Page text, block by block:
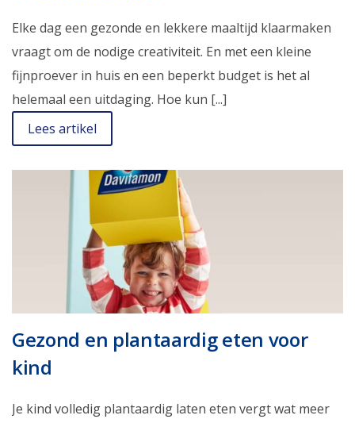
Elke dag een gezonde en lekkere maaltijd klaarmaken
vraagt om de nodige creativiteit. En met een kleine
fijnproever in huis en een beperkt budget is het al
helemaal een uitdaging. Hoe kun [...]
Lees artikel
Gezond en plantaardig eten voor
kind
Je kind volledig plantaardig laten eten vergt wat meer